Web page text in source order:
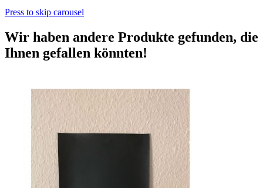
Press to skip carousel
Wir haben andere Produkte gefunden, die
Ihnen gefallen könnten!